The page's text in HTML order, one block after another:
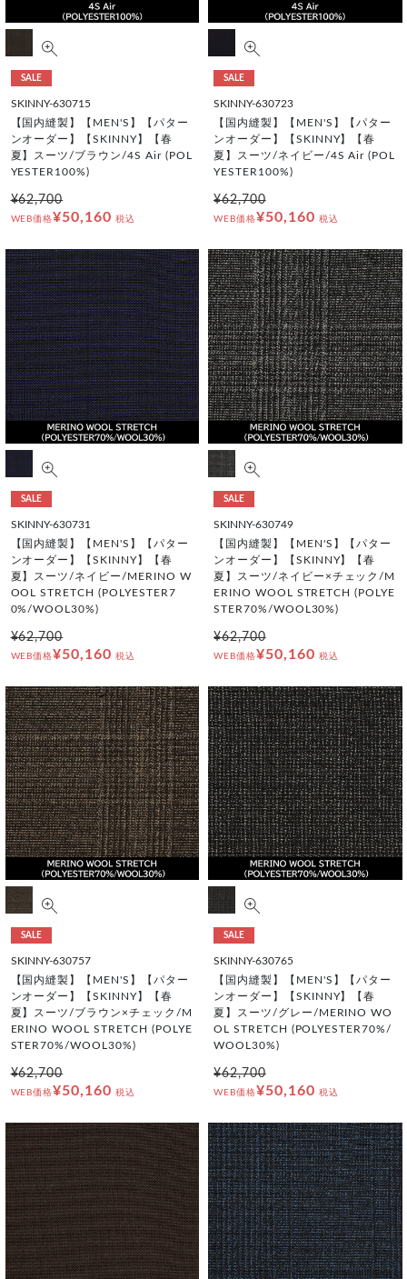
SALE
SKINNY-630715
【国内縫製】【MEN'S】【パター
ンオーダー】【SKINNY】【春
夏】スーツ/ブラウン/4S Air (POL
YESTER100%)
¥62,700
WEB価格¥50,160 税込
SALE
SKINNY-630723
【国内縫製】【MEN'S】【パター
ンオーダー】【SKINNY】【春
夏】スーツ/ネイビー/4S Air (POL
YESTER100%)
¥62,700
WEB価格¥50,160 税込
SALE
SKINNY-630731
【国内縫製】【MEN'S】【パター
ンオーダー】【SKINNY】【春
夏】スーツ/ネイビー/MERINO W
OOL STRETCH (POLYESTER7
0%/WOOL30%)
¥62,700
WEB価格¥50,160 税込
SALE
SKINNY-630749
【国内縫製】【MEN'S】【パター
ンオーダー】【SKINNY】【春
夏】スーツ/ネイビー×チェック/M
ERINO WOOL STRETCH (POLYE
STER70%/WOOL30%)
¥62,700
WEB価格¥50,160 税込
SALE
SKINNY-630757
【国内縫製】【MEN'S】【パター
ンオーダー】【SKINNY】【春
夏】スーツ/ブラウン×チェック/M
ERINO WOOL STRETCH (POLYE
STER70%/WOOL30%)
¥62,700
WEB価格¥50,160 税込
SALE
SKINNY-630765
【国内縫製】【MEN'S】【パター
ンオーダー】【SKINNY】【春
夏】スーツ/グレー/MERINO WO
OL STRETCH (POLYESTER70%/
WOOL30%)
¥62,700
WEB価格¥50,160 税込